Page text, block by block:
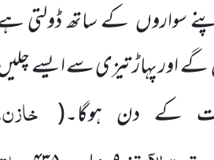
سواروں کے ساتھ ڈولتی
اور پہاڑ تیزی سے ایسے
کے دن ہوگا۔(